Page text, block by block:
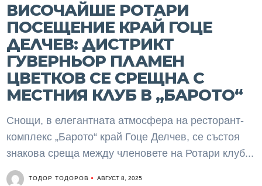
ВИСОЧАЙШЕ РОТАРИ
ПОСЕЩЕНИЕ КРАЙ ГОЦЕ
ДЕЛЧЕВ: ДИСТРИКТ
ГУВЕРНЬОР ПЛАМЕН
ЦВЕТКОВ СЕ СРЕЩНА С
МЕСТНИЯ КЛУБ В „БАРОТО“
Снощи, в елегантната атмосфера на ресторант-
комплекс „Барото“ край Гоце Делчев, се състоя
знакова среща между членовете на Ротари клуб...
ТОДОР ТОДОРОВ АВГУСТ 8, 2025